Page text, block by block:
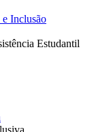
Inclusão
Estudantil